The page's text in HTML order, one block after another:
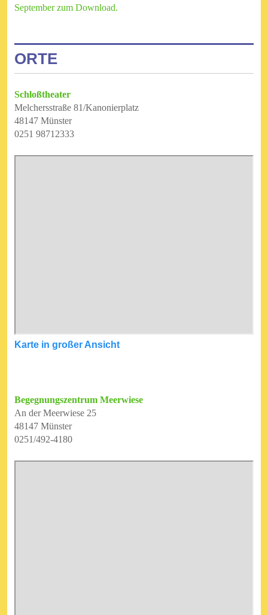
September zum Download.
ORTE
Schloßtheater
Melchersstraße 81/Kanonierplatz
48147 Münster
0251 98712333
Karte in großer Ansicht
Begegnungszentrum Meerwiese
An der Meerwiese 25
48147 Münster
0251/492-4180